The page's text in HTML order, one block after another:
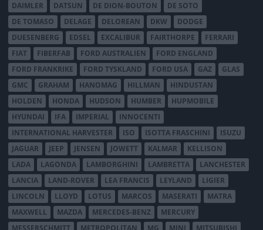
DAIMLER
DATSUN DE DION-BOUTON
DE SOTO
DE TOMASO
DELAGE DELOREAN DKW
DODGE
DUESENBERG
EDSEL EXCALIBUR FAIRTHORPE
FERRARI
FIAT
FIBERFAB FORD AUSTRALIEN
FORD ENGLAND
FORD FRANKRIKE
FORD TYSKLAND FORD USA GAZ
GLAS
GMC
GRAHAM HANOMAG HILLMAN
HINDUSTAN
HOLDEN
HONDA HUDSON HUMBER
HUPMOBILE
HYUNDAI
IFA IMPERIAL
INNOCENTI
INTERNATIONAL HARVESTER
ISO ISOTTA FRASCHINI
ISUZU
JAGUAR
JEEP JENSEN JOWETT KALMAR
KELLISON
LADA
LAGONDA LAMBORGHINI LAMBRETTA
LANCHESTER
LANCIA
LAND-ROVER LEA FRANCIS LEYLAND
LIGIER
LINCOLN
LLOYD LOTUS MARCOS MASERATI
MATRA
MAXWELL
MAZDA MERCEDES-BENZ
MERCURY
MESSERSCHMITT
METROPOLITAN MG MINI MITSUBISHI